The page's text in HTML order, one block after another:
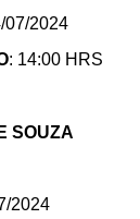
07/2024
: 14:00 HRS
SOUZA
2024